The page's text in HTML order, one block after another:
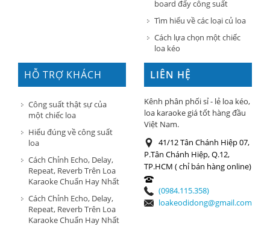
board đẩy công suất
Tìm hiểu về các loại củ loa
Cách lựa chọn một chiếc
loa kéo
HỖ TRỢ KHÁCH
HÀNG
Công suất thật sự của
một chiếc loa
Hiểu đúng về công suất
loa
Cách Chỉnh Echo, Delay,
Repeat, Reverb Trên Loa
Karaoke Chuẩn Hay Nhất
Cách Chỉnh Echo, Delay,
Repeat, Reverb Trên Loa
Karaoke Chuẩn Hay Nhất
LIÊN HỆ
Kênh phân phối sỉ - lẻ loa kéo,
loa karaoke giá tốt hàng đầu
Việt Nam.
41/12 Tân Chánh Hiệp 07,
P.Tân Chánh Hiệp, Q.12,
TP.HCM ( chỉ bán hàng online)
(0984.115.358)
loakeodidong@gmail.com